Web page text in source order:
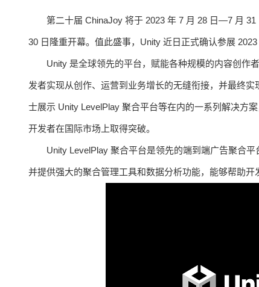
第二十届 ChinaJoy 将于 2023 年 7 月 28 日—7 月
30 日隆重开幕。值此盛事，Unity 近日正式确认参展 2023
Unity 是全球领先的平台，赋能各种规模的内容创作
发者实现从创作、运营到业务增长的无缝衔接，并最终
士展示 Unity LevelPlay 聚合平台等在内的一系列解决方
开发者在国际市场上取得突破。
Unity LevelPlay 聚合平台是领先的端到端广告聚合
并提供强大的聚合管理工具和数据分析功能，能够帮助